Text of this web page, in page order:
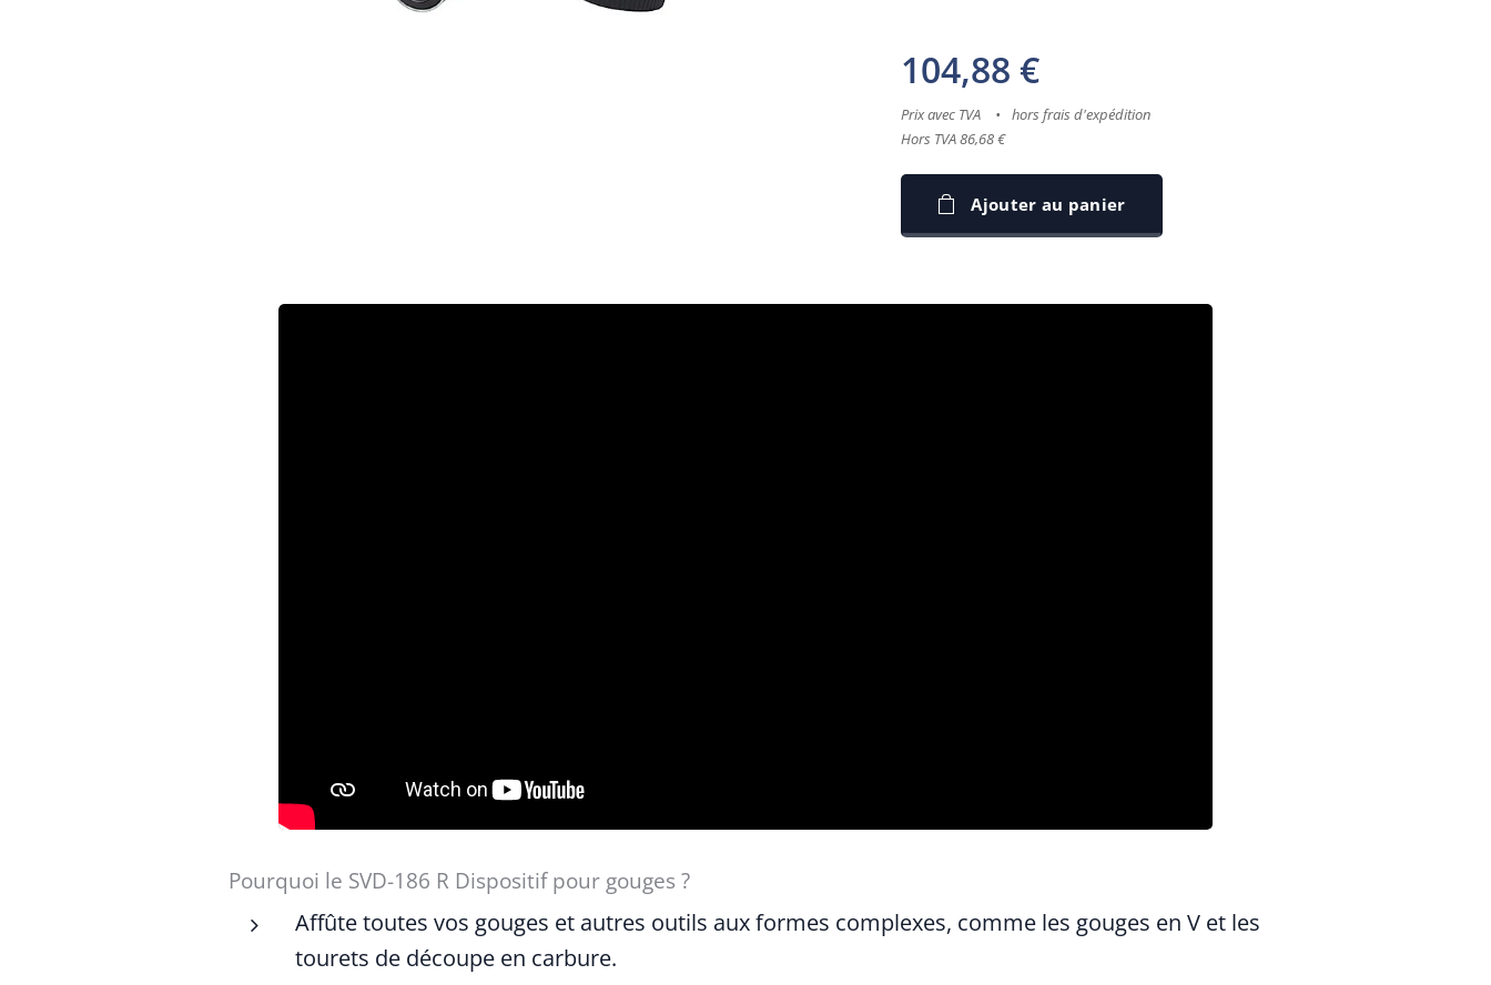
104,88 €
Prix avec TVA
hors frais d'expédition
Hors TVA 86,68 €
Ajouter au panier
Pourquoi le SVD-186 R Dispositif pour gouges ?
Affûte toutes vos gouges et autres outils aux formes complexes, comme les gouges en V et les
tourets de découpe en carbure.